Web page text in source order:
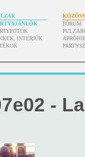
INTERJÚK
FÓRUM
-